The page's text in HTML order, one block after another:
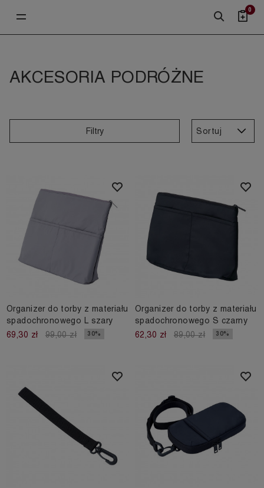
0
AKCESORIA PODRÓŻNE
Filtry Sortuj
Organizer do torby z materiału
spadochronowego L szary
69,30 zł
99,00 zł 30%
Organizer do torby z materiału
spadochronowego S czarny
62,30 zł
89,00 zł 30%